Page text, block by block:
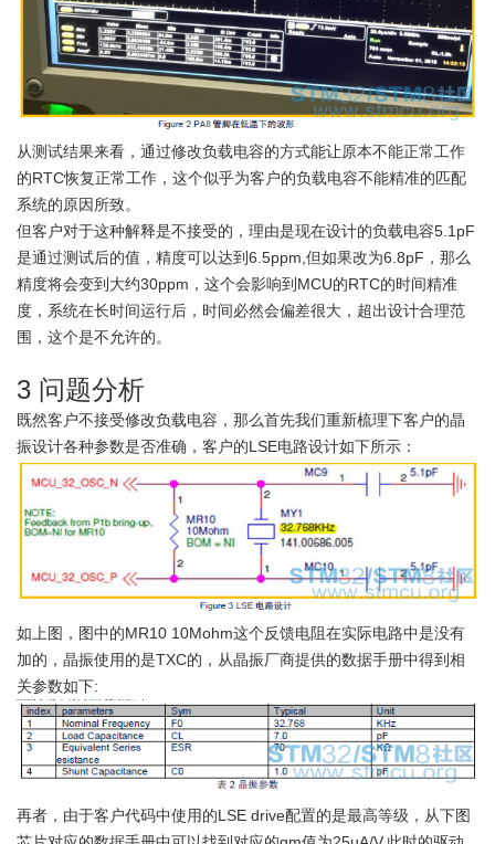
从测试结果来看，通过修改负载电容的方式能让原本不能正常工作
的RTC恢复正常工作，这个似乎为客户的负载电容不能精准的匹配
系统的原因所致。
但客户对于这种解释是不接受的，理由是现在设计的负载电容5.1pF
是通过测试后的值，精度可以达到6.5ppm,但如果改为6.8pF，那么
精度将会变到大约30ppm，这个会影响到MCU的RTC的时间精准
度，系统在长时间运行后，时间必然会偏差很大，超出设计合理范
围，这个是不允许的。
3 问题分析
既然客户不接受修改负载电容，那么首先我们重新梳理下客户的晶
振设计各种参数是否准确，客户的LSE电路设计如下所示：
如上图，图中的MR10 10Mohm这个反馈电阻在实际电路中是没有
加的，晶振使用的是TXC的，从晶振厂商提供的数据手册中得到相
关参数如下:
再者，由于客户代码中使用的LSE drive配置的是最高等级，从下图